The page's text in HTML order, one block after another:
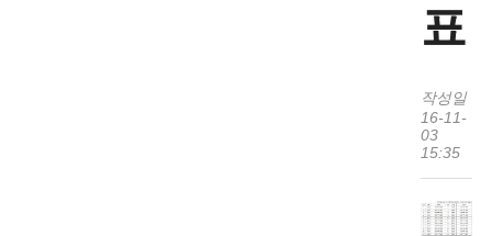
표
작성일
16-11-
03
15:35